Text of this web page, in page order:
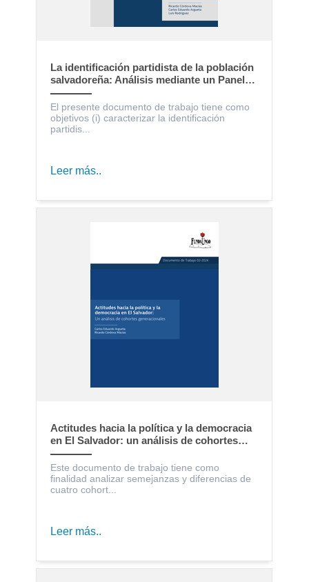
La identificación partidista de la población
salvadoreña: Análisis mediante un Panel
Electoral
El presente documento de trabajo tiene como
objetivos (i) caracterizar la identificación
partidis...
Leer más..
Actitudes hacia la política y la democracia
en El Salvador: un análisis de cohortes
generacionales
Este documento de trabajo tiene como
finalidad analizar semejanzas y diferencias de
cuatro cohort...
Leer más..